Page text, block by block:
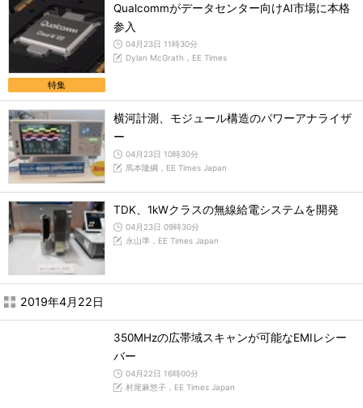
特集
Qualcommがデータセンター向けAI市場に本格
参入
04月23日 11時30分
Dylan McGrath，EE Times
横河計測、モジュール構造のパワーアナライザ
ー
04月23日 10時30分
馬本隆綱，EE Times Japan
TDK、1kWクラスの無線給電システムを開発
04月23日 09時30分
永山準，EE Times Japan
2019年4月22日
350MHzの広帯域スキャンが可能なEMIレシー
バー
04月22日 16時00分
村尾麻悠子，EE Times Japan